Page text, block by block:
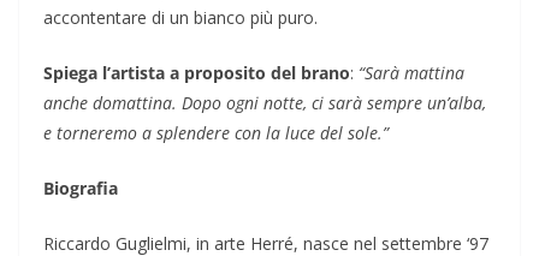
accontentare di un bianco più puro.
Spiega l’artista a proposito del brano: “Sarà mattina
anche domattina. Dopo ogni notte, ci sarà sempre un’alba,
e torneremo a splendere con la luce del sole.”
Biografia
Riccardo Guglielmi, in arte Herré, nasce nel settembre ‘97